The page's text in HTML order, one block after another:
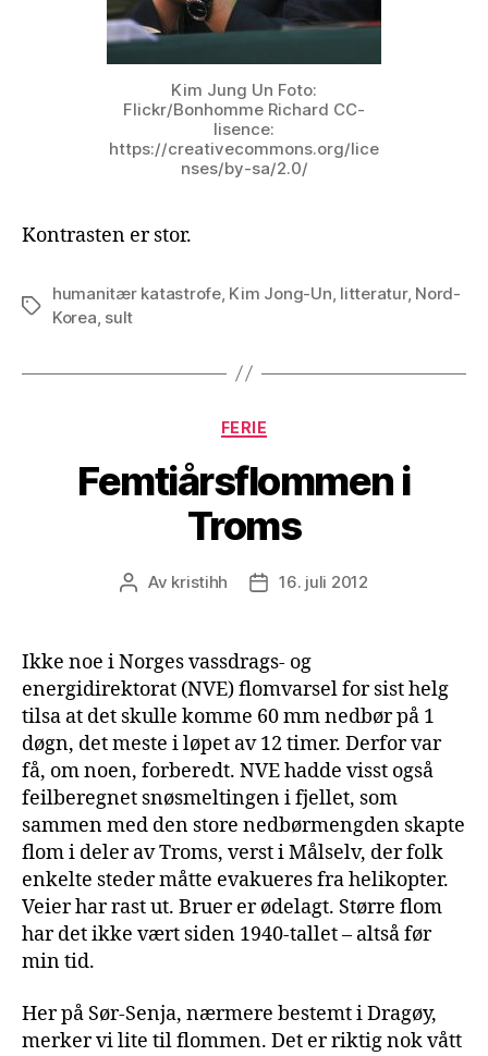
Kim Jung Un Foto:
Flickr/Bonhomme Richard CC-
lisence:
https://creativecommons.org/lice
nses/by-sa/2.0/
Kontrasten er stor.
Stikkord
humanitær katastrofe, Kim Jong-Un litteratur, Nord-
Korea sult
Kategorier
FERIE
Femtiårsflommen i
Troms
Innleggsforfatter
Av kristihh Publiseringsdato
16. juli 2012
Ikke noe i Norges vassdrags- og
energidirektorat (NVE) flomvarsel for sist helg
tilsa at det skulle komme 60 mm nedbør på 1
døgn, det meste i løpet av 12 timer. Derfor var
få, om noen, forberedt. NVE hadde visst også
feilberegnet snøsmeltingen i fjellet, som
sammen med den store nedbørmengden skapte
flom i deler av Troms, verst i Målselv, der folk
enkelte steder måtte evakueres fra helikopter.
Veier har rast ut. Bruer er ødelagt. Større flom
har det ikke vært siden 1940-tallet – altså før
min tid.
Her på Sør-Senja, nærmere bestemt i Dragøy,
merker vi lite til flommen. Det er riktig nok vått